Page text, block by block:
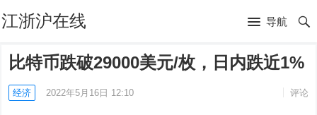
江浙沪在线 导航
比特币跌破29000美元/枚，日内跌近1%
经济 2022年5月16日 12:10 评论